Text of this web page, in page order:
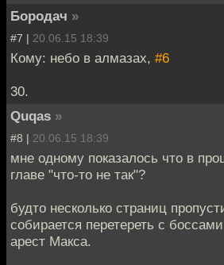
Бородач »
#7 | 20.06.15 18:39
Кому: небо в алмазах, #6
30.
Quqas »
#8 | 20.06.15 18:39
мне одному показалось что в
главе "что-то не так"?
будто несколько страниц
собирается перетереть с
арест Макса.